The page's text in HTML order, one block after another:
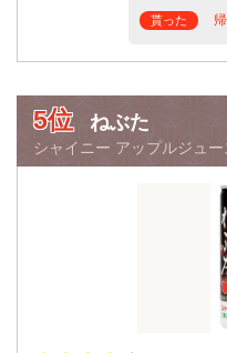
貰った
5位 ねぶた
シャイニー アップルジュー